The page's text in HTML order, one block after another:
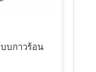
บบกาวร้อน